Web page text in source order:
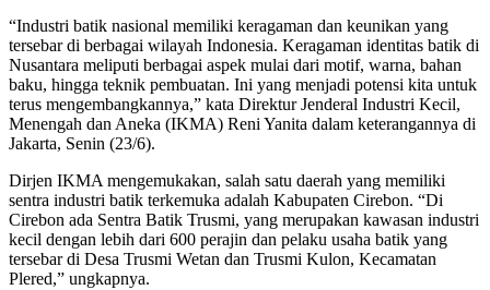
“Industri batik nasional memiliki keragaman dan keunikan yang
tersebar di berbagai wilayah Indonesia. Keragaman identitas batik di
Nusantara meliputi berbagai aspek mulai dari motif, warna, bahan
baku, hingga teknik pembuatan. Ini yang menjadi potensi kita untuk
terus mengembangkannya,” kata Direktur Jenderal Industri Kecil,
Menengah dan Aneka (IKMA) Reni Yanita dalam keterangannya di
Jakarta, Senin (23/6).
Dirjen IKMA mengemukakan, salah satu daerah yang memiliki
sentra industri batik terkemuka adalah Kabupaten Cirebon. “Di
Cirebon ada Sentra Batik Trusmi, yang merupakan kawasan industri
kecil dengan lebih dari 600 perajin dan pelaku usaha batik yang
tersebar di Desa Trusmi Wetan dan Trusmi Kulon, Kecamatan
Plered,” ungkapnya.